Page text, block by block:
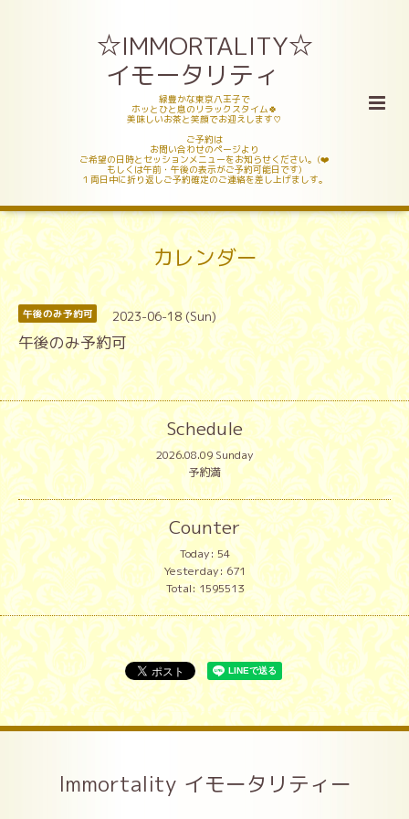
☆IMMORTALITY☆
イモータリティ
緑豊かな東京八王子で
ホッとひと息のリラックスタイム🍀
美味しいお茶と笑顔でお迎えします♡
ご予約は
お問い合わせのページより
ご希望の日時とセッションメニューをお知らせください。(❤️
もしくは午前・午後の表示がご予約可能日です)
１両日中に折り返しご予約確定のご連絡を差し上げましす。
カレンダー
午後のみ予約可 2023-06-18 (Sun)
午後のみ予約可
Schedule
2026.08.09 Sunday
予約満
Counter
Today: 54
Yesterday:671
Total:1595513
Immortality イモータリティー